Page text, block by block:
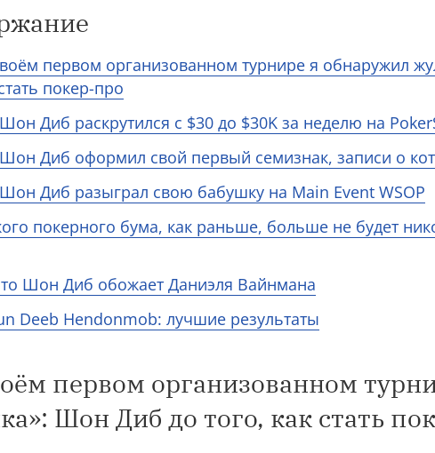
первом организованном турнире я обнаружил
покер-про
Диб раскрутился с $30 до $30K за неделю на
Диб оформил свой первый семизнак, записи о
Диб разыграл свою бабушку на Main Event WSOP
покерного бума, как раньше, больше не будет
Шон Диб обожает Даниэля Вайнмана
Deeb Hendonmob: лучшие результаты
первом организованном
Шон Диб до того, как стать